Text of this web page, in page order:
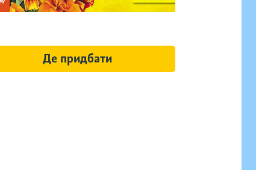
Де придбати